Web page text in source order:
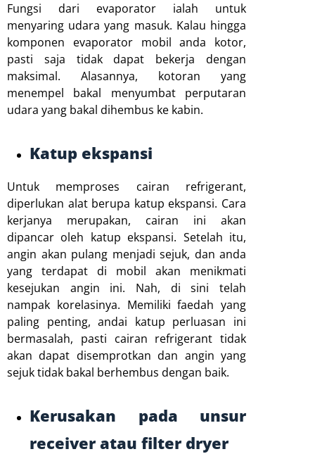
Fungsi dari evaporator ialah untuk
menyaring udara yang masuk. Kalau hingga
komponen evaporator mobil anda kotor,
pasti saja tidak dapat bekerja dengan
maksimal. Alasannya, kotoran yang
menempel bakal menyumbat perputaran
udara yang bakal dihembus ke kabin.
Katup ekspansi
Untuk memproses cairan refrigerant,
diperlukan alat berupa katup ekspansi. Cara
kerjanya merupakan, cairan ini akan
dipancar oleh katup ekspansi. Setelah itu,
angin akan pulang menjadi sejuk, dan anda
yang terdapat di mobil akan menikmati
kesejukan angin ini. Nah, di sini telah
nampak korelasinya. Memiliki faedah yang
paling penting, andai katup perluasan ini
bermasalah, pasti cairan refrigerant tidak
akan dapat disemprotkan dan angin yang
sejuk tidak bakal berhembus dengan baik.
Kerusakan pada unsur
receiver atau filter dryer